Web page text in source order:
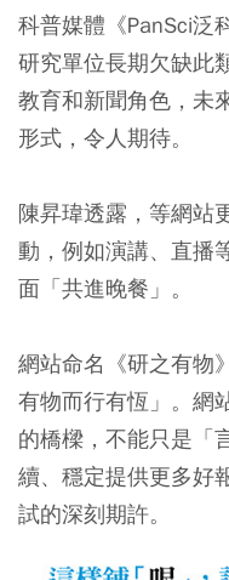
科普媒體《PanSci泛
研究單位長期欠缺此
教育和新聞角色，未
形式，令人期待。
陳昇瑋透露，等網站
動，例如演講、直播
面「共進晚餐」。
網站命名《研之有物
有物而行有恆」。網
的橋樑，不能只是「
續、穩定提供更多好
試的深刻期許。